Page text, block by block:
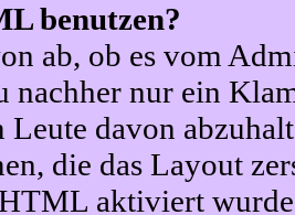
benutzen?
ab, ob es vom
nachher nur ein
Leute davon
die das Layout
aktiviert